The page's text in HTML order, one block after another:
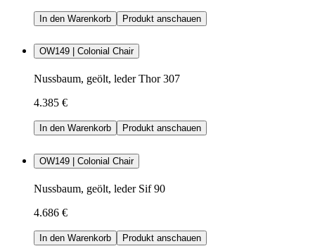
In den Warenkorb Produkt anschauen
OW149 | Colonial Chair
Nussbaum, geölt, leder Thor 307
4.385 €
In den Warenkorb Produkt anschauen
OW149 | Colonial Chair
Nussbaum, geölt, leder Sif 90
4.686 €
In den Warenkorb Produkt anschauen